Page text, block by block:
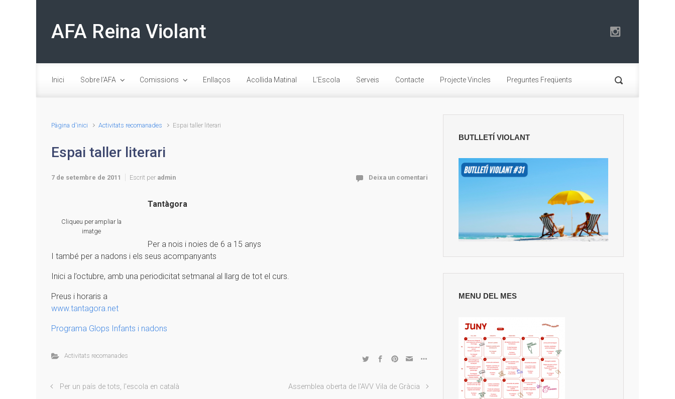
AFA Reina Violant
Inici Sobre l’AFA Comissions Enllaços Acollida Matinal L’Escola Serveis Contacte Projecte Vincles Preguntes Freqüents
Pàgina d'inici Activitats recomanades Espai taller literari
Espai taller literari
7 de setembre de 2011 Escrit per admin Deixa un comentari
Cliqueu per ampliar la
imatge
Tantàgora
Per a nois i noies de 6 a 15 anys
I també per a nadons i els seus acompanyants
Inici a l’octubre, amb una periodicitat setmanal al llarg de tot el curs.
Preus i horaris a
www.tantagora.net
Programa Glops Infants i nadons
Activitats recomanades
Per un país de tots, l'escola en català Assemblea oberta de l'AVV Vila de Gràcia
BUTLLETÍ VIOLANT
MENU DEL MES